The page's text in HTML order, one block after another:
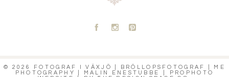
A C D
© 2026 FOTOGRAF I VÄXJÖ | BRÖLLOPSFOTOGRAF | ME
PHOTOGRAPHY | MALIN ENESTUBBE
PROPHOTO